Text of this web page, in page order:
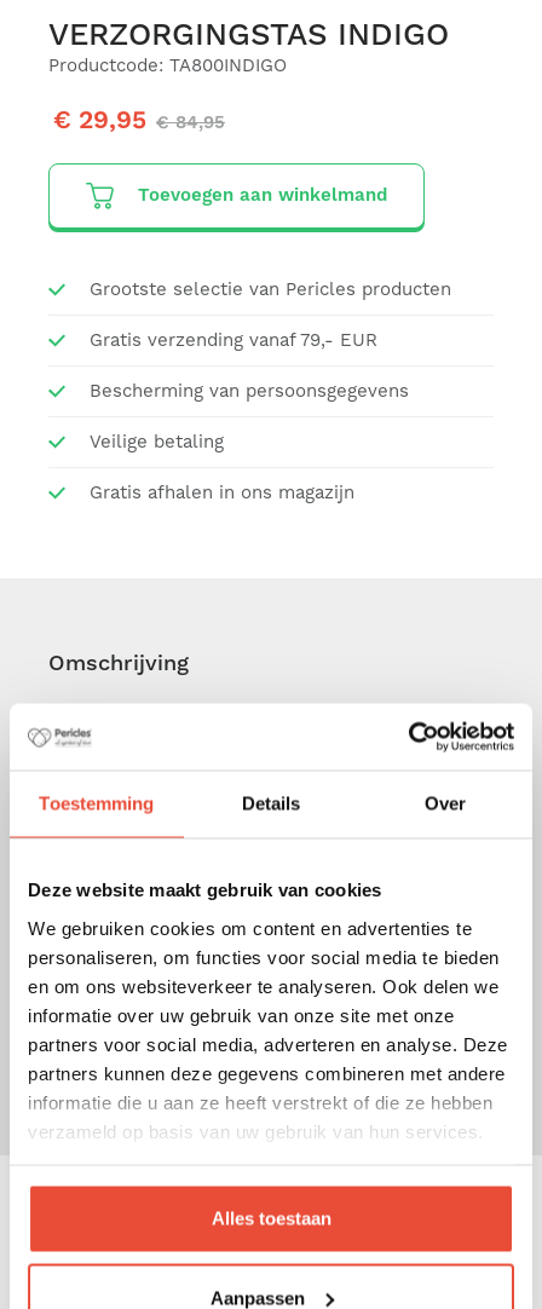
Toestemming Details Over
Deze website maakt gebruik van cookies
We gebruiken cookies om content en advertenties te
personaliseren, om functies voor social media te bieden
en om ons websiteverkeer te analyseren. Ook delen we
informatie over uw gebruik van onze site met onze
partners voor social media, adverteren en analyse. Deze
partners kunnen deze gegevens combineren met andere
informatie die u aan ze heeft verstrekt of die ze hebben
verzameld op basis van uw gebruik van hun services.
Alles toestaan
Aanpassen
VERZORGINGSTAS INDIGO
Productcode: TA800INDIGO
€ 29,95 € 84,95
Toevoegen aan winkelmand
Grootste selectie van Pericles producten
Gratis verzending vanaf 79,- EUR
Bescherming van persoonsgegevens
Veilige betaling
Gratis afhalen in ons magazijn
Omschrijving
kleding en ... Hoe meer je mee moet nemen, hoe
luiertas heb je alles in één: niet alleen handige
vakken voor je babybenodigdheden, maar ook nog
isometrisch zakje.
Inbegrepen:
Isothermisch zakje voor zuigfles
Verschoningsmatje
Toiletzakje
Isothermisch zakje voor zuigfles